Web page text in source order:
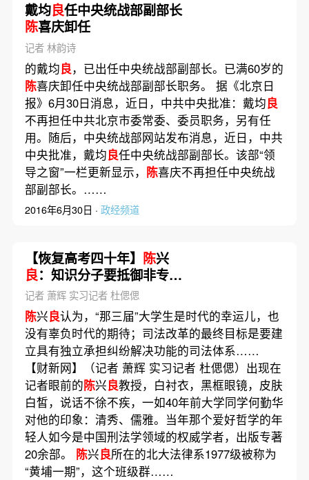
戴均良任中央统战部副部长
陈喜庆卸任
记者 林韵诗
的戴均良，已出任中央统战部副部长。已满60岁的
陈喜庆卸任中央统战部副部长职务。 据《北京日
报》6月30日消息，近日，中共中央批准：戴均良
不再担任中共北京市委常委、委员职务，另有任
用。随后，中央统战部网站发布消息，近日，中共
中央批准，戴均良任中央统战部副部长。该部“领
导之窗”一栏更新显示， 陈喜庆不再担任中央统战
部副部长。……
2016年6月30日 · 政经频道
【恢复高考四十年】 陈兴
良：知识分子要抵御非专业
的压力
记者 萧辉 实习记者 杜偲偲
陈兴良认为，“那三届”大学生是时代的幸运儿，也
没有辜负时代的期待；司法改革的最终目标是要建
立具有独立承担纠纷解决功能的司法体系……
【财新网】（记者 萧辉 实习记者 杜偲偲）出现在
记者眼前的陈兴良教授，白衬衣，黑框眼镜，皮肤
白皙，说话不徐不疾，一如40年前大学同学何勤华
对他的印象：清秀、儒雅。当年那个爱好哲学的年
轻人如今是中国刑法学领域的权威学者，出版专著
20余部。 陈兴良所在的北大法律系1977级被称为
“黄埔一期”，这个班级群……